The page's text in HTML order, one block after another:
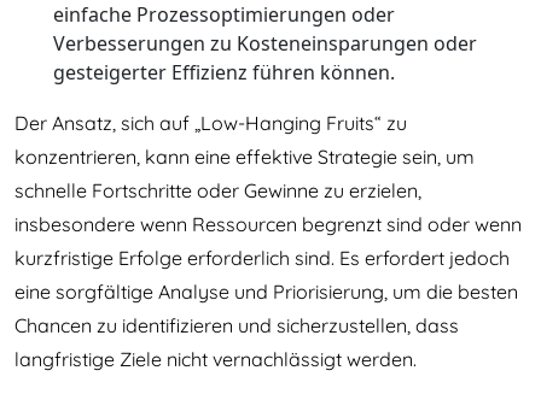
einfache Prozessoptimierungen oder
Verbesserungen zu Kosteneinsparungen oder
gesteigerter Effizienz führen können.
Der Ansatz, sich auf „Low-Hanging Fruits“ zu
konzentrieren, kann eine effektive Strategie sein, um
schnelle Fortschritte oder Gewinne zu erzielen,
insbesondere wenn Ressourcen begrenzt sind oder wenn
kurzfristige Erfolge erforderlich sind. Es erfordert jedoch
eine sorgfältige Analyse und Priorisierung, um die besten
Chancen zu identifizieren und sicherzustellen, dass
langfristige Ziele nicht vernachlässigt werden.